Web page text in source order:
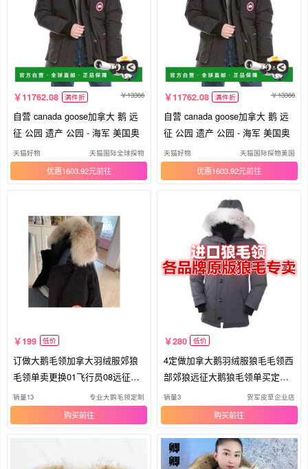
11762.08 满件折 13366
自营 canada goose加拿大 鹅 远
征 公园 遗产 公园 - 海军 美国奥
天猫好物 天猫国际全球探物
优惠1603.92元
11762.08 满件折 13366
自营 canada goose加拿大 鹅 远
征 公园 遗产 公园 - 海军 美国奥
天猫好物 天猫国际探物美国
优惠1603.92元
199 低价
订做大鹅毛领加拿大羽绒服郊狼
毛领单卖更换01飞行员08远征狼
毛领
销量13 专业大鹅毛领定制
购买
280 低价
4定做加拿大鹅羽绒服狼毛毛领西
部郊狼远征大鹅狼毛领单买定制N
3B
销量3 贺军皮草企业店
购买